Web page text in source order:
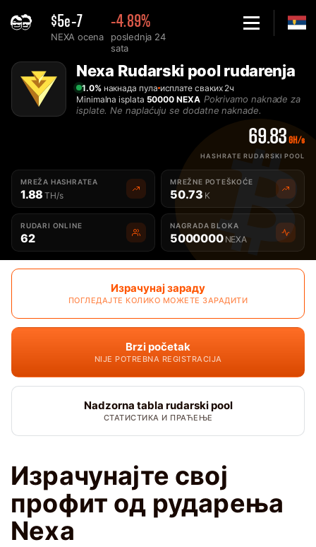
$5e-7
NEXA ocena
-4.89%
poslednja 24
sata
Home
Najbolji Nexa rudarski pool za rudarenje - 2Miners
Nexa Rudarski pool rudarenja
1.0%накнада пула исплате сваких 2ч
Minimalna isplata 50000 NEXA Pokrivamo naknade za
isplate. Ne naplaćuju se dodatne naknade.
69.83 GH/s
HASHRATE RUDARSKI POOL
MREŽA HASHRATEA
1.88 TH/s
MREŽNE POTEŠKOĆE
50.73 K
RUDARI ONLINE
62
NAGRADA BLOKA
5000000 NEXA
Израчунај зараду
ПОГЛЕДАЈТЕ КОЛИКО МОЖЕТЕ ЗАРАДИТИ
Brzi početak
NIJE POTREBNA REGISTRACIJA
Nadzorna tabla rudarski pool
СТАТИСТИКА И ПРАЋЕЊЕ
Израчунајте свој
профит од рударења
Nexa